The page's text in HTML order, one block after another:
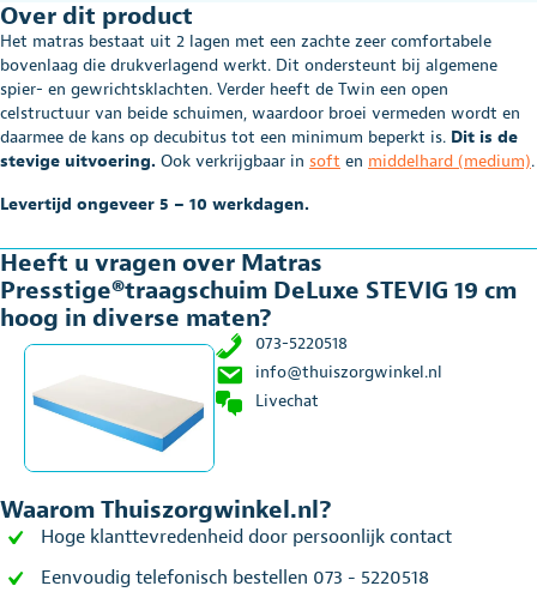
STEVIG
19
cm
hoog
in
diverse
maten
Over dit product
Het matras bestaat uit 2 lagen met een zachte zeer comfortabele
bovenlaag die drukverlagend werkt. Dit ondersteunt bij algemene
spier- en gewrichtsklachten. Verder heeft de Twin een open
celstructuur van beide schuimen, waardoor broei vermeden wordt en
daarmee de kans op decubitus tot een minimum beperkt is. Dit is de
stevige uitvoering. Ook verkrijgbaar in soft en middelhard (medium).
Levertijd ongeveer 5 – 10 werkdagen.
Heeft u vragen over Matras
Presstige®traagschuim DeLuxe STEVIG 19 cm
hoog in diverse maten?
073-5220518
info@thuiszorgwinkel.nl
Livechat
Waarom Thuiszorgwinkel.nl?
Hoge klanttevredenheid door persoonlijk contact
Eenvoudig telefonisch bestellen 073 - 5220518